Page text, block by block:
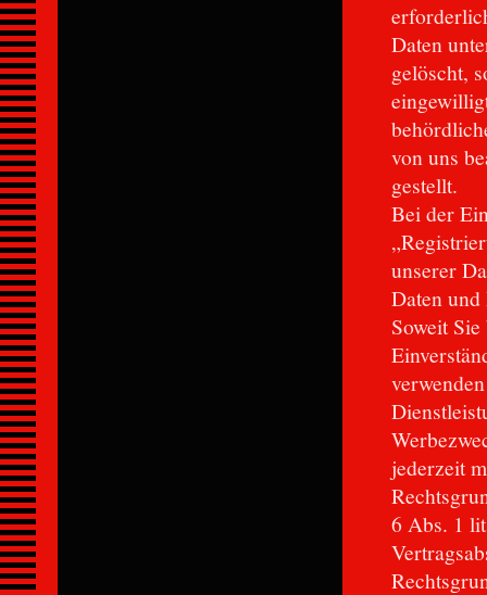
Daten
gelöscht,
von uns
gestellt.
Bei der
unserer
Daten
Soweit
jederzeit
6 Abs. 1